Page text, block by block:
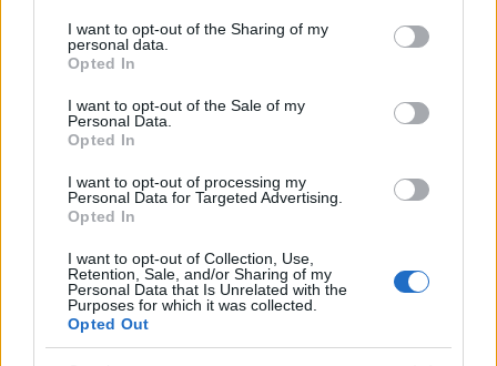
not limited to your visit or usage behaviour. You may click to
grant or deny consent to Google and its third-party tags to
use your data for below specified purposes in below Google
consent section.
I want to opt-out of the Sharing of my
personal data.
Opted In
I want to opt-out of the Sale of my
Personal Data.
Opted In
I want to opt-out of processing my
Personal Data for Targeted Advertising.
Opted In
I want to opt-out of Collection, Use,
Retention, Sale, and/or Sharing of my
Personal Data that Is Unrelated with the
Purposes for which it was collected.
Opted Out
KONTAKT
REDAKCJA
REKLAMA
Urządzenia